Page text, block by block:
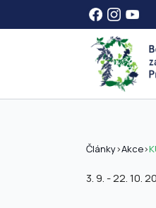
Články>Akce>
3. 9. - 22. 10.